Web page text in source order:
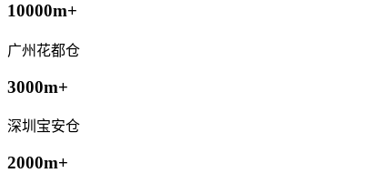
10000m+
广州花都仓
3000m+
深圳宝安仓
2000m+